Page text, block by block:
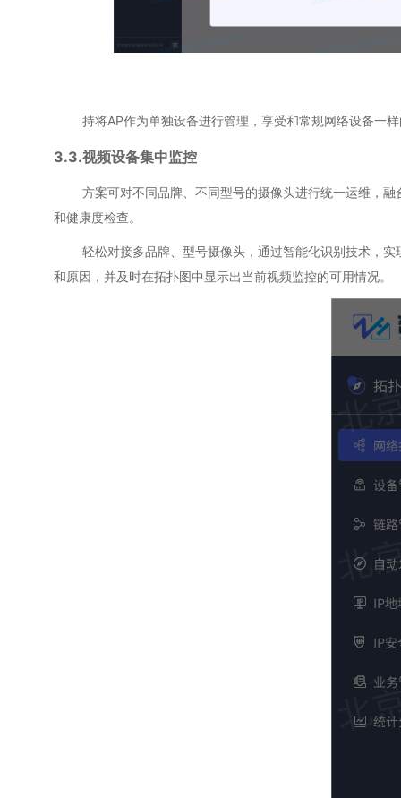
持将AP作为单独设备进行管理，享受和常规网络设备一样
3.3.视频设备集中监控
方案可对不同品牌、不同型号的摄像头进行统一运维，融
和健康度检查。
轻松对接多品牌、型号摄像头，通过智能化识别技术，实
和原因，并及时在拓扑图中显示出当前视频监控的可用情况。